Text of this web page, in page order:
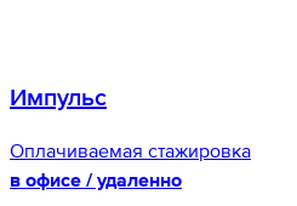
Импульс
Оплачиваемая стажировка
в офисе / удаленно